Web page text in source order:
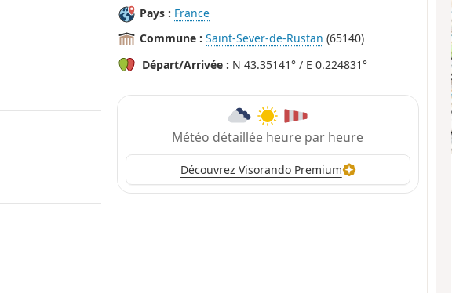
Pays : France
Commune : Saint-Sever-de-Rustan (65140)
Départ/Arrivée : N 43.35141° / E 0.224831°
Météo détaillée heure par heure
Découvrez Visorando Premium